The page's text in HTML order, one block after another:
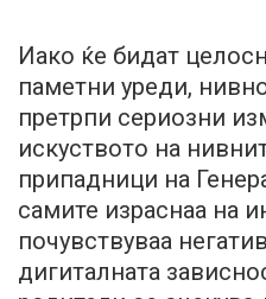
Иако ќе бидат
паметни уреди,
претрпи сериозни
искуството на
припадници на
самите израснаа на
почувствуваа
дигиталната